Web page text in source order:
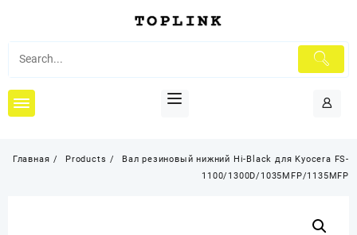
содержимому
Главная Products
Вал резиновый нижний Hi-Black для Kyocera FS-
1100/1300D/1035MFP/1135MFP